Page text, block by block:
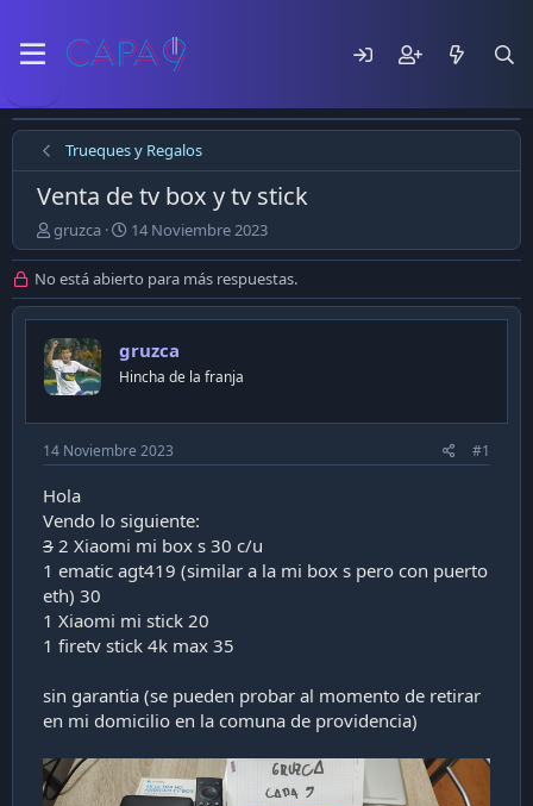
Trueques y Regalos
Venta de tv box y tv stick
E
m
p
e
z
ó
e
l
t
e
m
a
gruzca
F
e
c
h
a
e
p
b
l
i
c
ó
14 Noviembre 2023
No está abierto para más respuestas.
gruzca
Hincha de la franja
14 Noviembre 2023 #1
Hola
Vendo lo siguiente:
3 2 Xiaomi mi box s 30 c/u
1 ematic agt419 (similar a la mi box s pero con puerto
eth) 30
1 Xiaomi mi stick 20
1 firetv stick 4k max 35
sin garantia (se pueden probar al momento de retirar
en mi domicilio en la comuna de providencia)